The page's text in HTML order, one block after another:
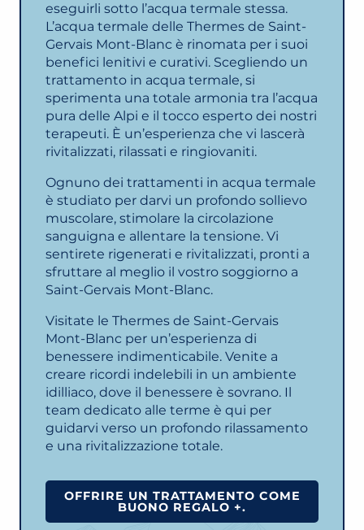
eseguirli sotto l’acqua termale stessa.
L’acqua termale delle Thermes de Saint-
Gervais Mont-Blanc è rinomata per i suoi
benefici lenitivi e curativi. Scegliendo un
trattamento in acqua termale, si
sperimenta una totale armonia tra l’acqua
pura delle Alpi e il tocco esperto dei nostri
terapeuti. È un’esperienza che vi lascerà
rivitalizzati, rilassati e ringiovaniti.
Ognuno dei trattamenti in acqua termale
è studiato per darvi un profondo sollievo
muscolare, stimolare la circolazione
sanguigna e allentare la tensione. Vi
sentirete rigenerati e rivitalizzati, pronti a
sfruttare al meglio il vostro soggiorno a
Saint-Gervais Mont-Blanc.
Visitate le Thermes de Saint-Gervais
Mont-Blanc per un’esperienza di
benessere indimenticabile. Venite a
creare ricordi indelebili in un ambiente
idilliaco, dove il benessere è sovrano. Il
team dedicato alle terme è qui per
guidarvi verso un profondo rilassamento
e una rivitalizzazione totale.
OFFRIRE UN TRATTAMENTO COME
BUONO REGALO +.